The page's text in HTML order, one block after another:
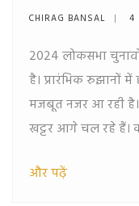
आगे, हरियाणा में
CHIRAG BANSAL 4
2024 लोकसभा
है। प्रारंभिक रुझानों
मजबूत नजर आ रही
खट्टर आगे चल रहे हैं।
और पढ़ें